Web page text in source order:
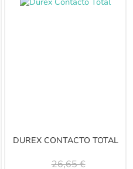
DUREX CONTACTO TOTAL
26,65 €